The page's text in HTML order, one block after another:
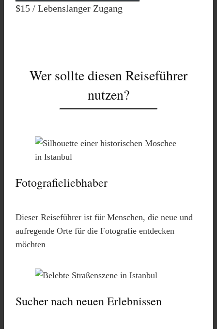
$15 / Lebenslanger Zugang
Wer sollte diesen Reiseführer
nutzen?
Fotografieliebhaber
Dieser Reiseführer ist für Menschen, die neue und
aufregende Orte für die Fotografie entdecken
möchten
Sucher nach neuen Erlebnissen